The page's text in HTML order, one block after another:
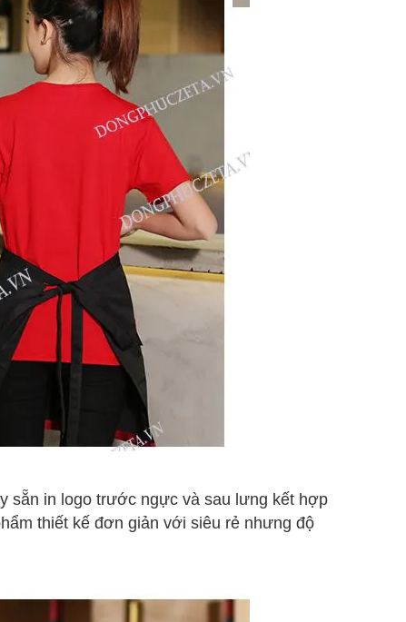
sẵn in logo trước ngực và sau lưng kết hợp
thiết kế đơn giản với siêu rẻ nhưng độ